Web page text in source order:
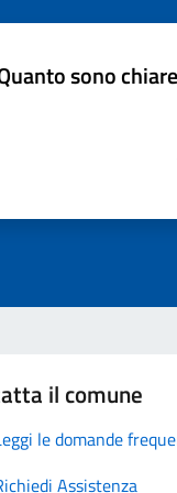
sono
il comune
le domande
Assistenza